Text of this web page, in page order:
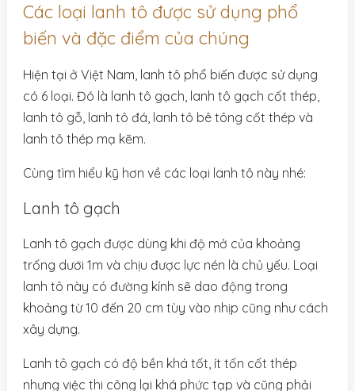
Các loại lanh tô được sử dụng phổ
biến và đặc điểm của chúng
Hiện tại ở Việt Nam, lanh tô phổ biến được sử dụng
có 6 loại. Đó là lanh tô gạch, lanh tô gạch cốt thép,
lanh tô gỗ, lanh tô đá, lanh tô bê tông cốt thép và
lanh tô thép mạ kẽm.
Cùng tìm hiểu kỹ hơn về các loại lanh tô này nhé:
Lanh tô gạch
Lanh tô gạch được dùng khi độ mở của khoảng
trống dưới 1m và chịu được lực nén là chủ yếu. Loại
lanh tô này có đường kính sẽ dao động trong
khoảng từ 10 đến 20 cm tùy vào nhịp cũng như cách
xây dựng.
Lanh tô gạch có độ bền khá tốt, ít tốn cốt thép
nhưng việc thi công lại khá phức tạp và cũng phải